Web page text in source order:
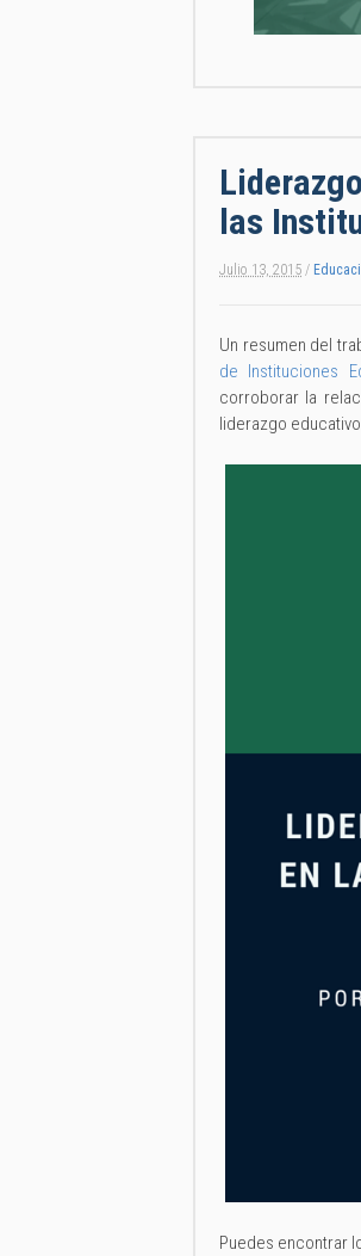
las
Julio 13, 2015 /
Un resumen del
de Instituciones
corroborar la
liderazgo
Puedes encontrar